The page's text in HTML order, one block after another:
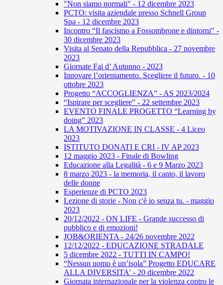
"Non siamo normali" - 12 dicembre 2023
PCTO: visita aziendale presso Schnell Group
Spa - 12 dicembre 2023
Incontro “Il fascismo a Fossombrone e dintorni" -
30 dicembre 2023
Visita al Senato della Repubblica - 27 novembre
2023
Giornate Fai d’ Autunno - 2023
Innovare l’orientamento. Scegliere il futuro. - 10
ottobre 2023
Progetto “ACCOGLIENZA” - AS 2023/2024
“Ispirare per scegliere” - 22 settembre 2023
EVENTO FINALE PROGETTO “Learning by
doing” 2023
LA MOTIVAZIONE IN CLASSE - 4 Liceo
2023
ISTITUTO DONATI E CRI - IV AP 2023
12 maggio 2023 - Finale di Bowling
Educazione alla Legalità - 6 e 9 Marzo 2023
8 marzo 2023 - la memoria, il canto, il lavoro
delle donne
Esperienze di PCTO 2023
Lezione di storie - Non c'è io senza tu. - maggio
2023
20/12/2022 - ON LIFE - Grande successo di
pubblico e di emozioni!
JOB&ORIENTA - 24/26 novembre 2022
12/12/2022 - EDUCAZIONE STRADALE
5 dicembre 2022 - TUTTI IN CAMPO!
“Nessun uomo è un’isola” Progetto EDUCARE
ALLA DIVERSITA' - 20 dicembre 2022
Giornata internazionale per la violenza contro le